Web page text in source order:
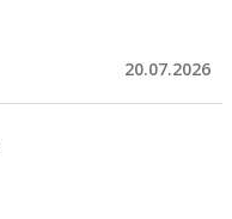
20.07.2026